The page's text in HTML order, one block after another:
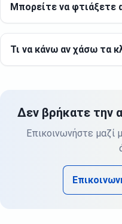
Μπορείτε να φτιάξετε
Τι να κάνω αν χάσω τα
Δεν βρήκατε την
Επικοινωνήστε μαζί